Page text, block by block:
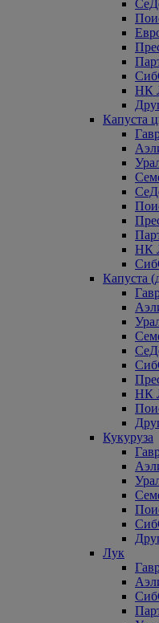
НК
Капуста
НК
Капуста
НК
Кукуруза
Лук